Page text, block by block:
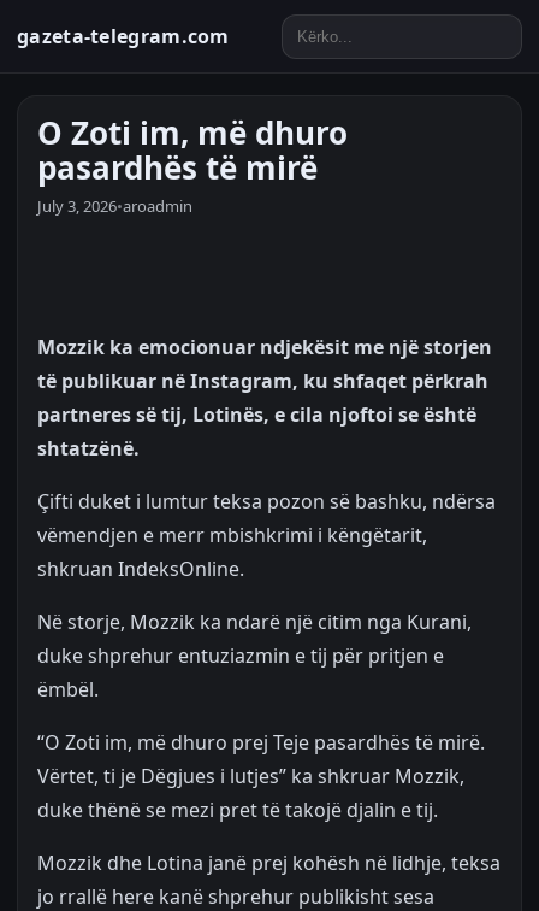
gazeta-telegram.com
O Zoti im, më dhuro
pasardhës të mirë
July 3, 2026•aroadmin
Mozzik ka emocionuar ndjekësit me një storjen
të publikuar në Instagram, ku shfaqet përkrah
partneres së tij, Lotinës, e cila njoftoi se është
shtatzënë.
Çifti duket i lumtur teksa pozon së bashku, ndërsa
vëmendjen e merr mbishkrimi i këngëtarit,
shkruan IndeksOnline.
Në storje, Mozzik ka ndarë një citim nga Kurani,
duke shprehur entuziazmin e tij për pritjen e
ëmbël.
“O Zoti im, më dhuro prej Teje pasardhës të mirë.
Vërtet, ti je Dëgjues i lutjes” ka shkruar Mozzik,
duke thënë se mezi pret të takojë djalin e tij.
Mozzik dhe Lotina janë prej kohësh në lidhje, teksa
jo rrallë here kanë shprehur publikisht sesa